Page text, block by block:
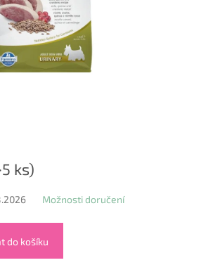
ks)
Možnosti doručení
do košíku